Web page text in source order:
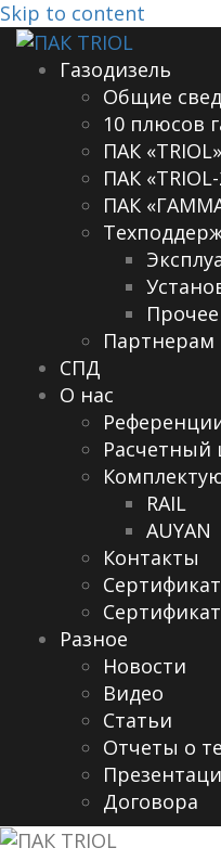
Skip to content
Газодизель
Общие
10 плюсов
ПАК «TRIOL»
ПАК «TRIOL-
ПАК
Прочее
Партнерам
СПД
О нас
Расчетный
RAIL
AUYAN
Контакты
Разное
Новости
Видео
Cтатьи
Отчеты о
Договора